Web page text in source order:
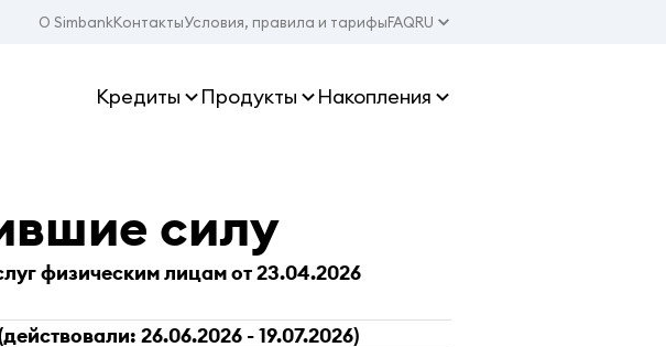
О SimbankКонтактыУсловия, правила и тарифыFAQRU
Кредиты Продукты Накопления
силу
физическим лицам от 23.04.2026
26.06.2026 - 19.07.2026)